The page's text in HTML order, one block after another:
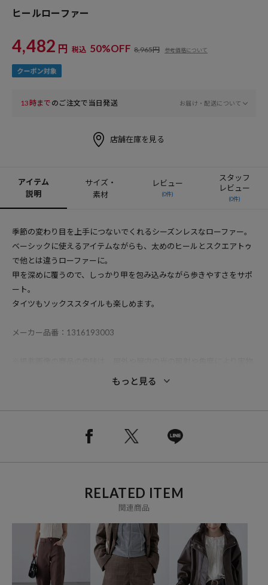
ヒールローファー
4,482 円 税込 50%OFF 8,965円 参考価格について
13時まで のご注文で当日発送 お届け・配送について
店舗在庫を見る
アイテム
説明
サイズ・
素材
レビュー
(0件)
スタッフ
レビュー
(0件)
季節の変わり目を上手につないでくれるシーズンレスなローファー。
ベーシックに使えるアイテムながらも、太めのヒールとスクエアトゥ
で他とは違うローファーに。
甲を深めに覆うので、しっかり甲を包み込みながら歩きやすさをサポ
ート。
タイツもソックススタイルも楽しめます。
メーカー品番：1316193003
と色味が異なる場合がございます。
※着用、お取り扱いの際は、商品についている品質表示とアテンショ
※「参考価格」とは、Daytona Parkにおける対象商品の通常販売（先
行予約・先行割引は含まれません）開始時点の価格です。
ブランド説明
もっと見る
RELATED ITEM
関連商品